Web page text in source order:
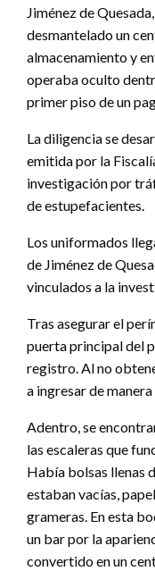
Jiménez de
desmantelado un
almacenamiento y
operaba oculto
primer piso de un
La diligencia se
emitida por la
investigación por
de estupefacientes.
Los uniformados
de Jiménez de
vinculados a la
Tras asegurar el
puerta principal del
registro. Al no
a ingresar de
Adentro, se
las escaleras que
Había bolsas llenas
estaban vacías,
grameras. En esta
un bar por la
convertido en un